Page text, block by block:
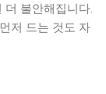
더 불안해집니다.
저 드는 것도 자